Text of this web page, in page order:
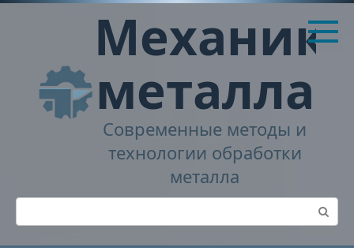
Перейти
Механика
металла
Современные методы и
технологии обработки
металла
Поиск: